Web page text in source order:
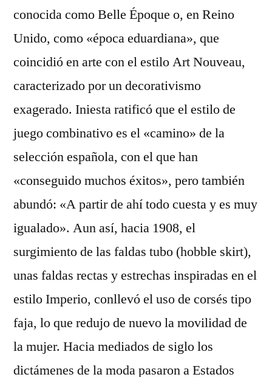
conocida como Belle Époque o, en Reino
Unido, como «época eduardiana», que
coincidió en arte con el estilo Art Nouveau,
caracterizado por un decorativismo
exagerado. Iniesta ratificó que el estilo de
juego combinativo es el «camino» de la
selección española, con el que han
«conseguido muchos éxitos», pero también
abundó: «A partir de ahí todo cuesta y es muy
igualado». Aun así, hacia 1908, el
surgimiento de las faldas tubo (hobble skirt),
unas faldas rectas y estrechas inspiradas en el
estilo Imperio, conllevó el uso de corsés tipo
faja, lo que redujo de nuevo la movilidad de
la mujer. Hacia mediados de siglo los
dictámenes de la moda pasaron a Estados